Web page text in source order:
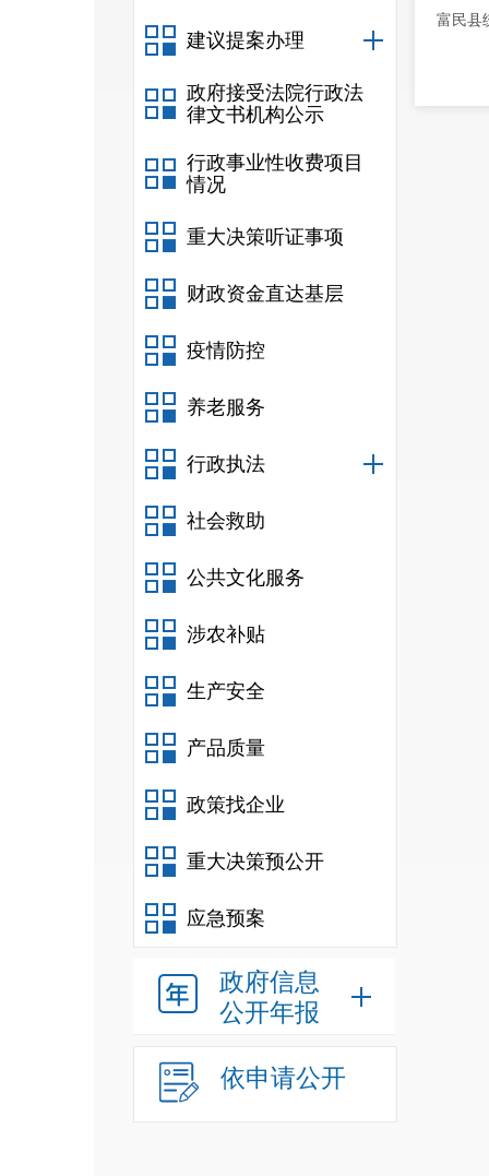
建议提案办理
政府接受法院行政法
律文书机构公示
行政事业性收费项目
情况
重大决策听证事项
财政资金直达基层
疫情防控
养老服务
行政执法
社会救助
公共文化服务
涉农补贴
生产安全
产品质量
政策找企业
重大决策预公开
应急预案
政府信息
公开年报
依申请公开
富民县